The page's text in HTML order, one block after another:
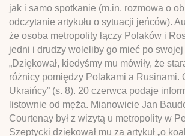
jak i samo spotkanie (m.in. rozmowa o
odczytanie artykułu o sytuacji jeńców).
że osoba metropolity łączy Polaków i
jedni i drudzy woleliby go mieć po
„Dziękował, kiedyśmy mu mówiły, że
różnicy pomiędzy Polakami a Rusinami.
Ukraińcy” (s. 8). 20 czerwca podaje
listownie od męża. Mianowicie Jan
Courtenay był z wizytą u metropolity w
Szeptycki dziękował mu za artykuł „o